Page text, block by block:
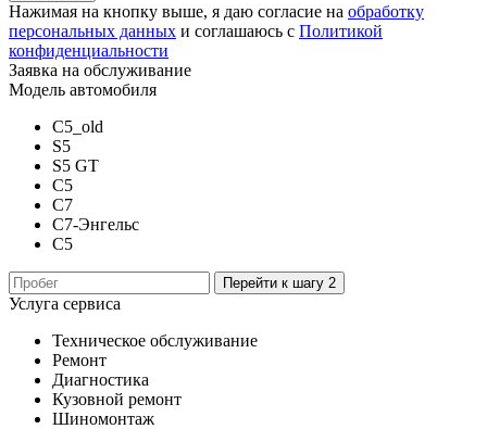
Нажимая на кнопку выше, я даю согласие на обработку
персональных данных и соглашаюсь с Политикой
конфиденциальности
Заявка на обслуживание
Модель автомобиля
C5_old
S5
S5 GT
C5
C7
C7-Энгельс
C5
Перейти к шагу 2
Услуга сервиса
Техническое обслуживание
Ремонт
Диагностика
Кузовной ремонт
Шиномонтаж